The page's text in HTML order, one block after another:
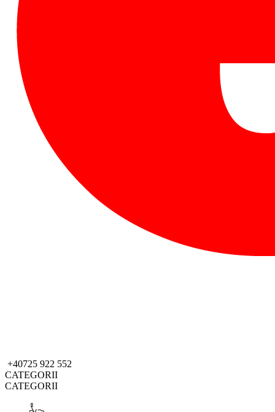
+40725 922 552
CATEGORII
CATEGORII